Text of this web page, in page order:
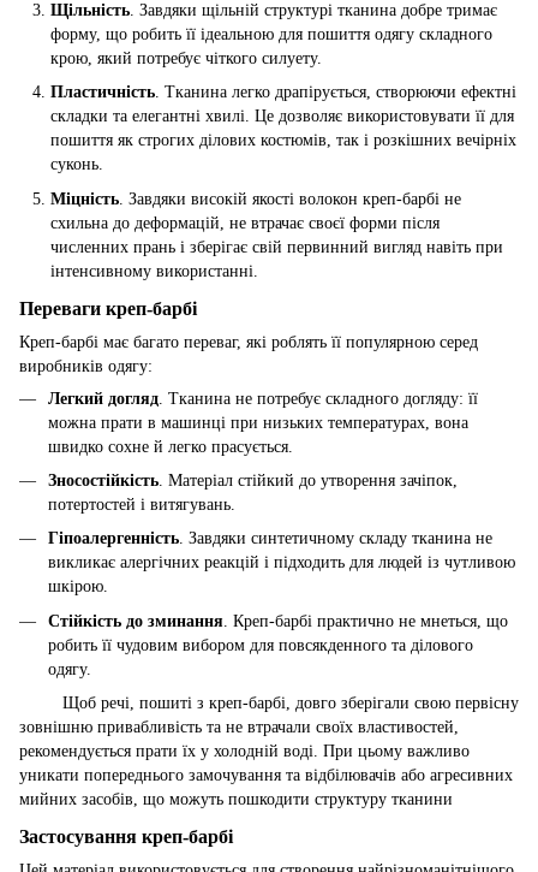
Щільність. Завдяки щільній структурі тканина добре тримає
форму, що робить її ідеальною для пошиття одягу складного
крою, який потребує чіткого силуету.
Пластичність. Тканина легко драпірується, створюючи ефектні
складки та елегантні хвилі. Це дозволяє використовувати її для
пошиття як строгих ділових костюмів, так і розкішних вечірніх
суконь.
Міцність . Завдяки високій якості волокон креп-барбі не
схильна до деформацій, не втрачає своєї форми після
численних прань і зберігає свій первинний вигляд навіть при
інтенсивному використанні.
Переваги креп-барбі
Креп-барбі має багато переваг, які роблять її популярною серед
виробників одягу:
Легкий догляд . Тканина не потребує складного догляду: її
можна прати в машинці при низьких температурах, вона
швидко сохне й легко прасується.
Зносостійкість. Матеріал стійкий до утворення зачіпок,
потертостей і витягувань.
Гіпоалергенність. Завдяки синтетичному складу тканина не
викликає алергічних реакцій і підходить для людей із чутливою
шкірою.
Стійкість до зминання . Креп-барбі практично не мнеться, що
робить її чудовим вибором для повсякденного та ділового
одягу.
Щоб речі, пошиті з креп-барбі, довго зберігали свою первісну
зовнішню привабливість та не втрачали своїх властивостей,
рекомендується прати їх у холодній воді. При цьому важливо
уникати попереднього замочування та відбілювачів або агресивних
мийних засобів, що можуть пошкодити структуру тканини
Застосування креп-барбі